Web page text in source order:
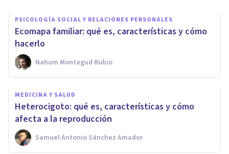
PSICOLOGÍA SOCIAL Y RELACIONES PERSONALES
Ecomapa familiar: qué es, características y cómo
hacerlo
Nahum Montagud Rubio
MEDICINA Y SALUD
Heterocigoto: qué es, características y cómo
afecta a la reproducción
Samuel Antonio Sánchez Amador